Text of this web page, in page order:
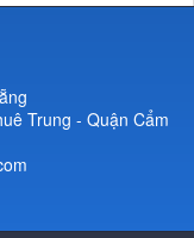
Trung - Quận Cẩm